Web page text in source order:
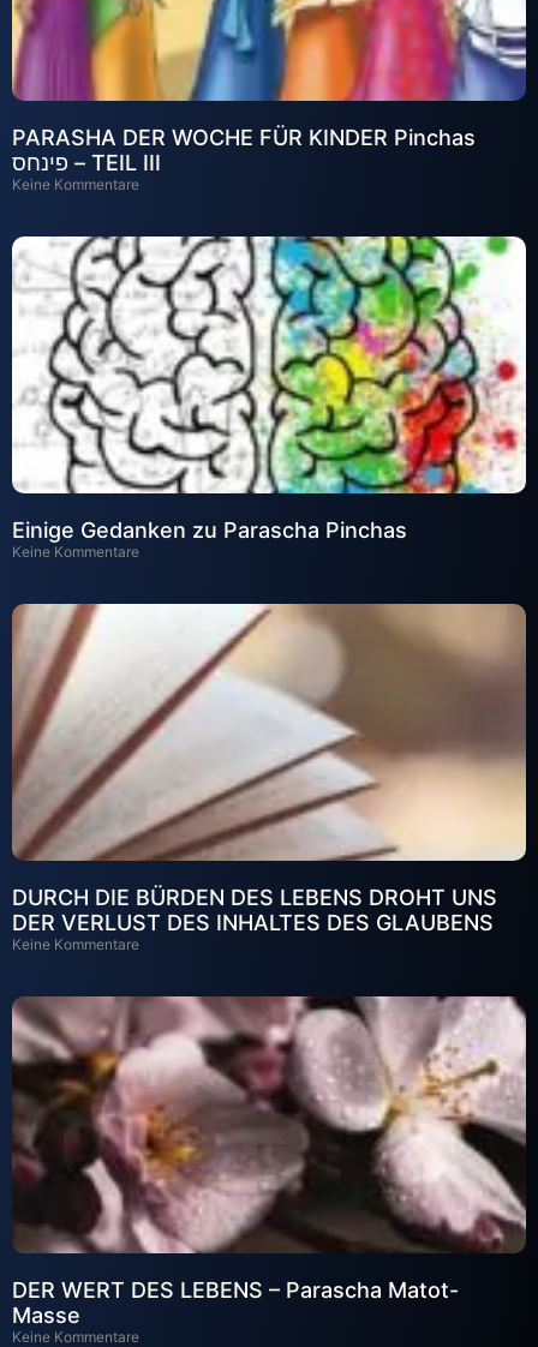
PARASHA DER WOCHE FÜR KINDER Pinchas
פינחס – TEIL III
Keine Kommentare
Einige Gedanken zu Parascha Pinchas
Keine Kommentare
DURCH DIE BÜRDEN DES LEBENS DROHT UNS
DER VERLUST DES INHALTES DES GLAUBENS
Keine Kommentare
DER WERT DES LEBENS – Parascha Matot-
Masse
Keine Kommentare